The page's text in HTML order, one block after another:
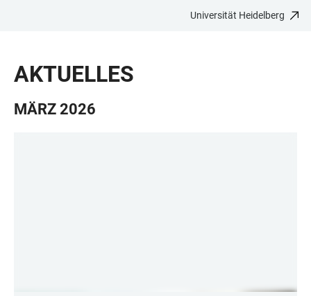
BARRIEREFREIHEIT
Universität Heidelberg
AKTUELLES
MÄRZ 2026